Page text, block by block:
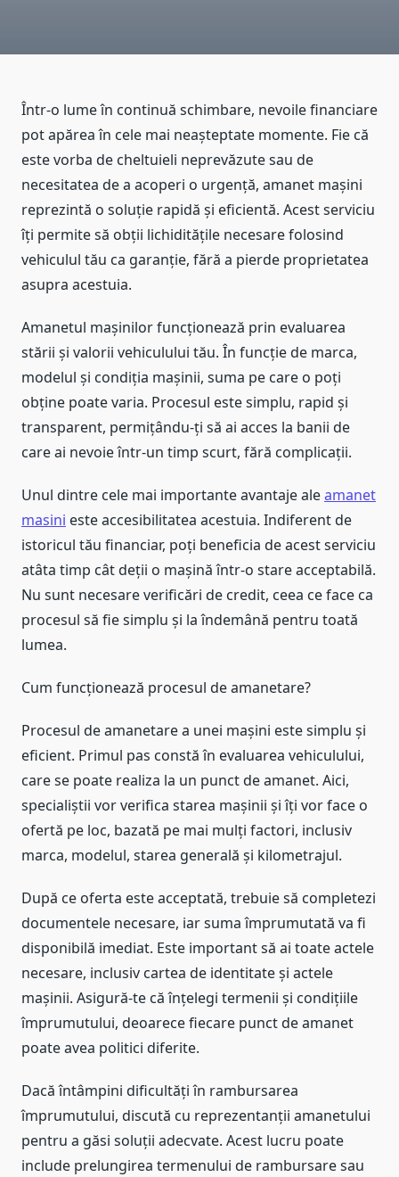
Într-o lume în continuă schimbare, nevoile financiare
pot apărea în cele mai neașteptate momente. Fie că
este vorba de cheltuieli neprevăzute sau de
necesitatea de a acoperi o urgență, amanet mașini
reprezintă o soluție rapidă și eficientă. Acest serviciu
îți permite să obții lichiditățile necesare folosind
vehiculul tău ca garanție, fără a pierde proprietatea
asupra acestuia.
Amanetul mașinilor funcționează prin evaluarea
stării și valorii vehiculului tău. În funcție de marca,
modelul și condiția mașinii, suma pe care o poți
obține poate varia. Procesul este simplu, rapid și
transparent, permițându-ți să ai acces la banii de
care ai nevoie într-un timp scurt, fără complicații.
Unul dintre cele mai importante avantaje aleamanet
masini este accesibilitatea acestuia. Indiferent de
istoricul tău financiar, poți beneficia de acest serviciu
atâta timp cât deții o mașină într-o stare acceptabilă.
Nu sunt necesare verificări de credit, ceea ce face ca
procesul să fie simplu și la îndemână pentru toată
lumea.
Cum funcționează procesul de amanetare?
Procesul de amanetare a unei mașini este simplu și
eficient. Primul pas constă în evaluarea vehiculului,
care se poate realiza la un punct de amanet. Aici,
specialiștii vor verifica starea mașinii și îți vor face o
ofertă pe loc, bazată pe mai mulți factori, inclusiv
marca, modelul, starea generală și kilometrajul.
După ce oferta este acceptată, trebuie să completezi
documentele necesare, iar suma împrumutată va fi
disponibilă imediat. Este important să ai toate actele
necesare, inclusiv cartea de identitate și actele
mașinii. Asigură-te că înțelegi termenii și condițiile
împrumutului, deoarece fiecare punct de amanet
poate avea politici diferite.
Dacă întâmpini dificultăți în rambursarea
împrumutului, discută cu reprezentanții amanetului
pentru a găsi soluții adecvate. Acest lucru poate
include prelungirea termenului de rambursare sau